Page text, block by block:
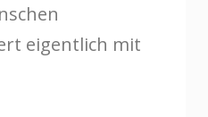
eigentlich mit